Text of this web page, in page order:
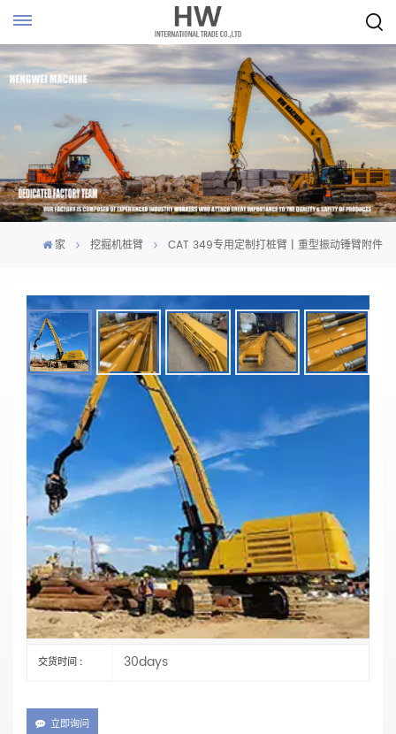
家 挖掘机桩臂 CAT 349专用定制打桩臂 | 重型振动锤臂附件
CAT 349专用定制打桩臂 | 重型振动锤臂附件
材料：Q355B
主要参数
编号 :
支付 : TT
产品产地 : China Fujian
装运港口 : XIAMEN
交货时间 : 30days
立即询问